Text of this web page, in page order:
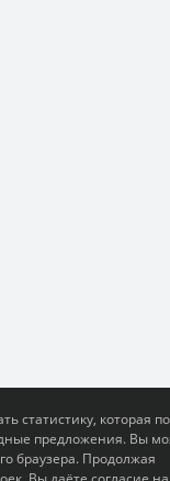
статистику, которая
предложения. Вы
браузера. Продолжая